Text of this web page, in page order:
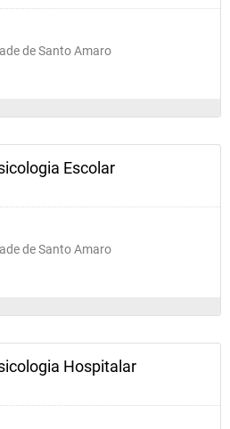
de Santo Amaro
Escolar
de Santo Amaro
Hospitalar